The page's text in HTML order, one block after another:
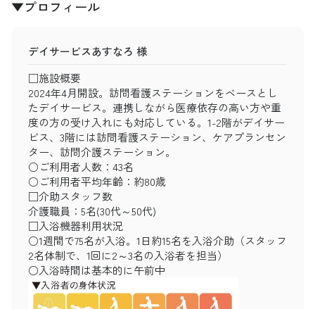
▼プロフィール
デイサービスあすなろ 様
□施設概要
2024年4月開設。訪問看護ステーションをベースとし
たデイサービス。連携しながら医療依存の高い方や重
度の方の受け入れにも対応している。1-2階がデイサー
ビス、3階には訪問看護ステーション、ケアプランセン
ター、訪問介護ステーション。
○ご利用者人数：43名
○ご利用者平均年齢：約80歳
□介助スタッフ数
介護職員：5名(30代～50代)
□入浴機器利用状況
○1週間で75名が入浴。1日約15名を入浴介助（スタッフ
2名体制で、1回に2～3名の入浴者を担当）
○入浴時間は基本的に午前中